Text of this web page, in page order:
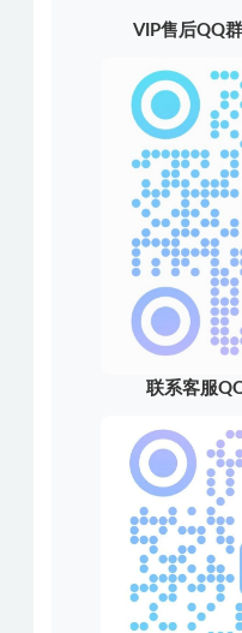
VIP售后QQ
联系客服